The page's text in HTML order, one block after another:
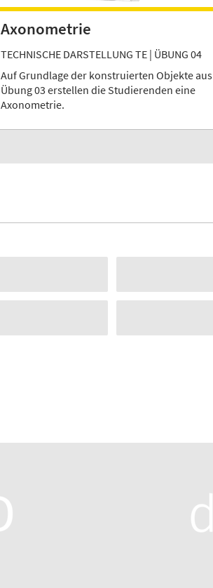
Axonometrie
TECHNISCHE DARSTELLUNG TE | ÜBUNG 04
Auf Grundlage der konstruierten Objekte aus
Übung 03 erstellen die Studierenden eine
Axonometrie.